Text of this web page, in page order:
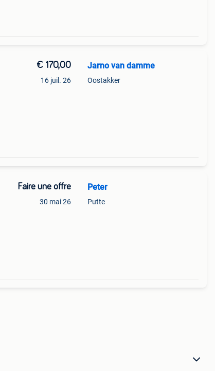
€ 170,00
16 juil. 26
Jarno van damme
Oostakker
Faire une offre
30 mai 26
Peter
Putte